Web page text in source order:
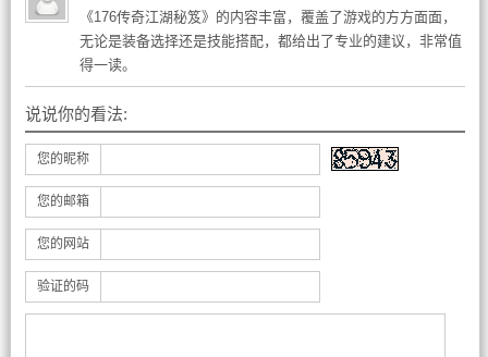
《176传奇江湖秘笈》的内容丰富，覆盖了游戏的方方面面，
无论是装备选择还是技能搭配，都给出了专业的建议，非常值
得一读。
说说你的看法:
您的昵称
您的邮箱
您的网站
验证的码